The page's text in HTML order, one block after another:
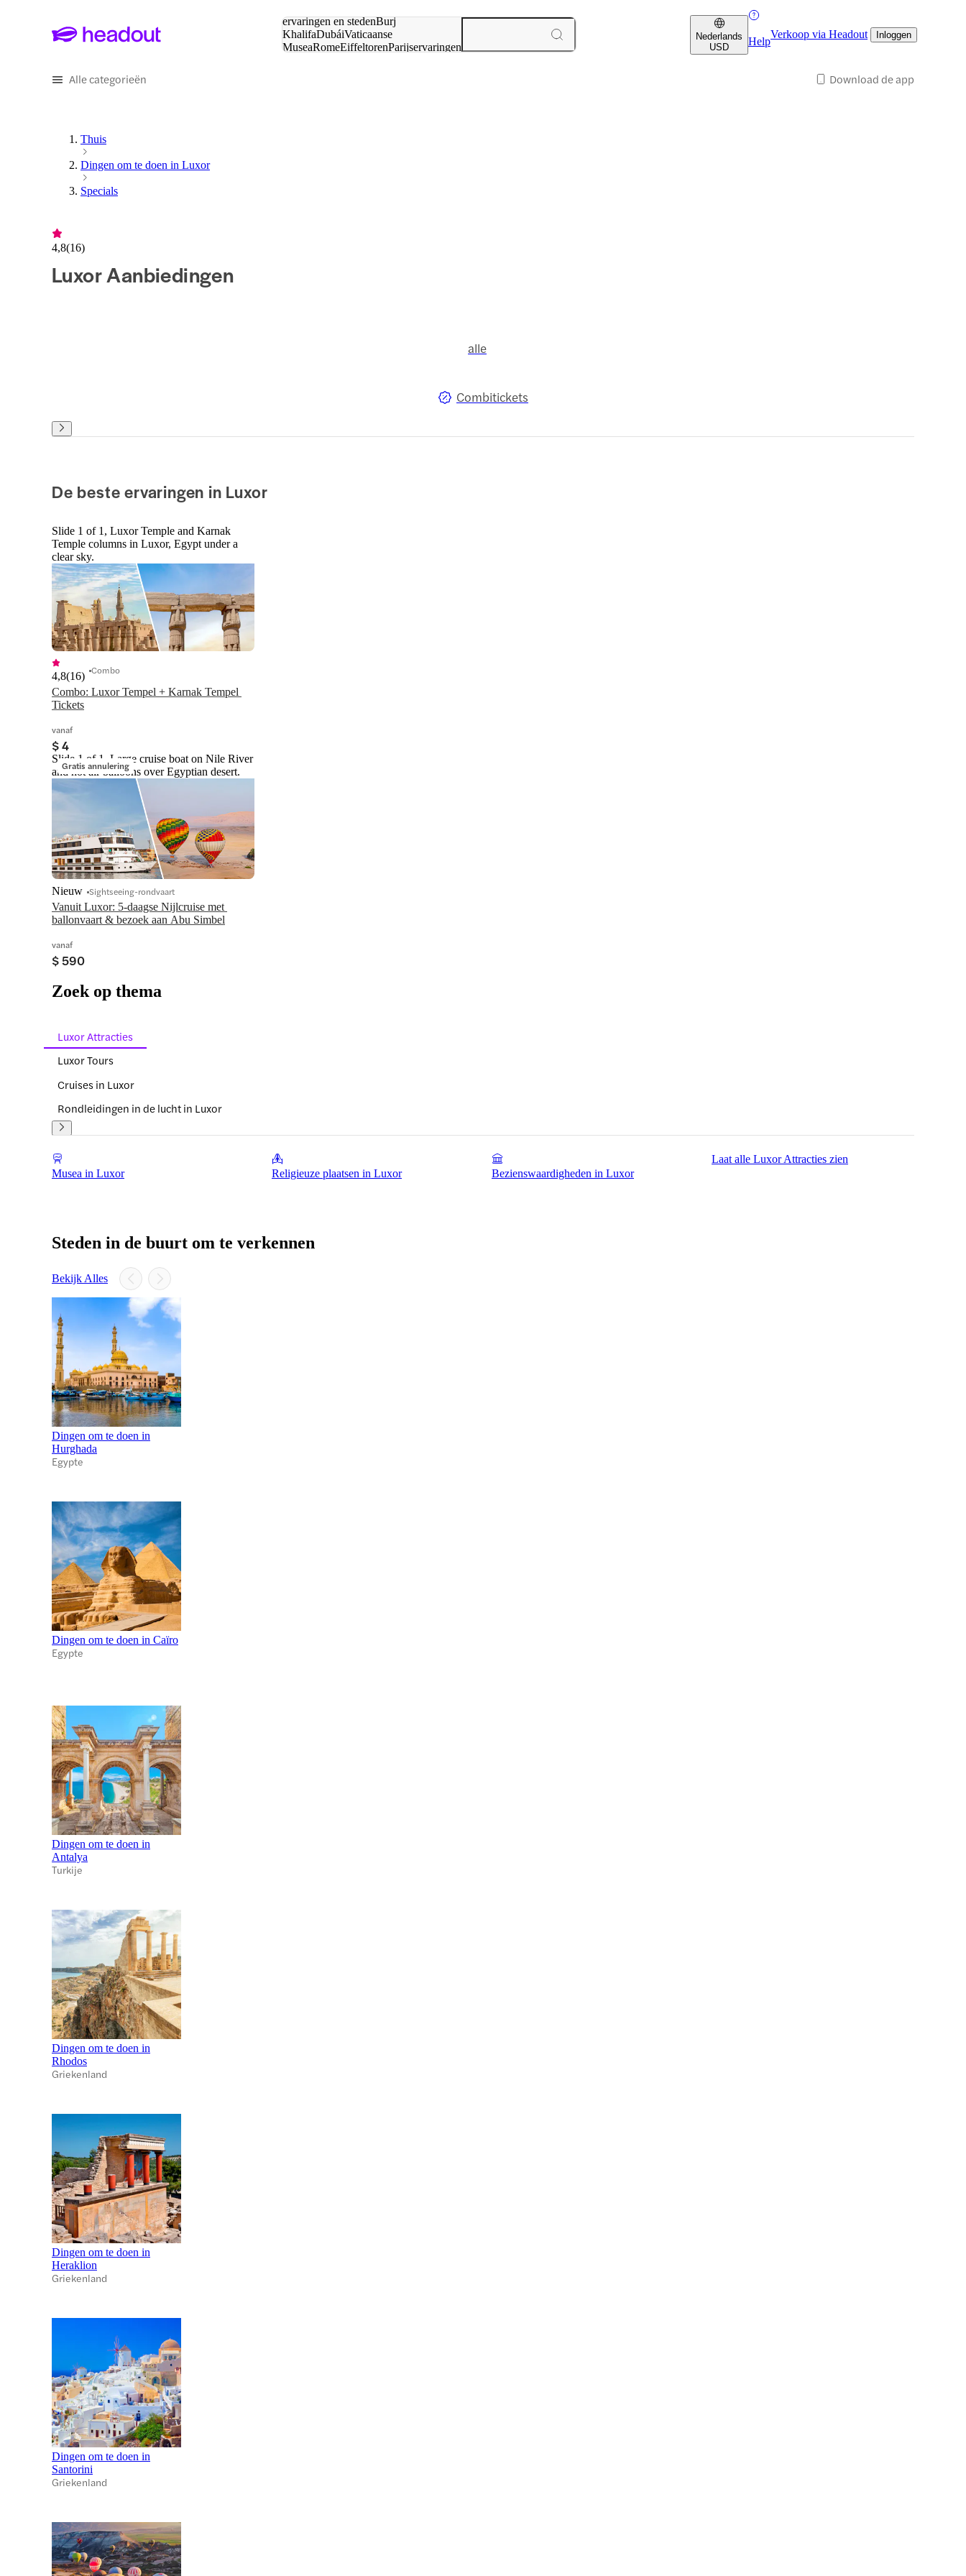
ervaringen en stedenBurj
KhalifaDubáiVaticaanse
MuseaRomeEiffeltorenParijservaringen
Nederlands
USD
Help
Verkoop via Headout Inloggen
Alle categorieën Download de app
Thuis
Dingen om te doen in Luxor
Specials
4,8(16)
Luxor Aanbiedingen
alle
Combitickets
De beste ervaringen in Luxor
Slide 1 of 1, Luxor Temple and Karnak
Temple columns in Luxor, Egypt under a
clear sky.
Combo: Luxor Tempel + Karnak Tempel
Tickets
4,8(16) Combo
vanaf
$ 4
Gratis annulering
Slide 1 of 1, Large cruise boat on Nile River
and hot air balloons over Egyptian desert.
Vanuit Luxor: 5-daagse Nijlcruise met
ballonvaart & bezoek aan Abu Simbel
Nieuw Sightseeing-rondvaart
vanaf
$ 590
Zoek op thema
Luxor Attracties
Luxor Tours
Cruises in Luxor
Rondleidingen in de lucht in Luxor
Musea in Luxor Religieuze plaatsen in Luxor Bezienswaardigheden in Luxor
Laat alle Luxor Attracties zien
Steden in de buurt om te verkennen
Bekijk Alles
Dingen om te doen in
Hurghada
Egypte
Dingen om te doen in Caïro
Egypte
Dingen om te doen in
Antalya
Turkije
Dingen om te doen in
Rhodos
Griekenland
Dingen om te doen in
Heraklion
Griekenland
Dingen om te doen in
Santorini
Griekenland